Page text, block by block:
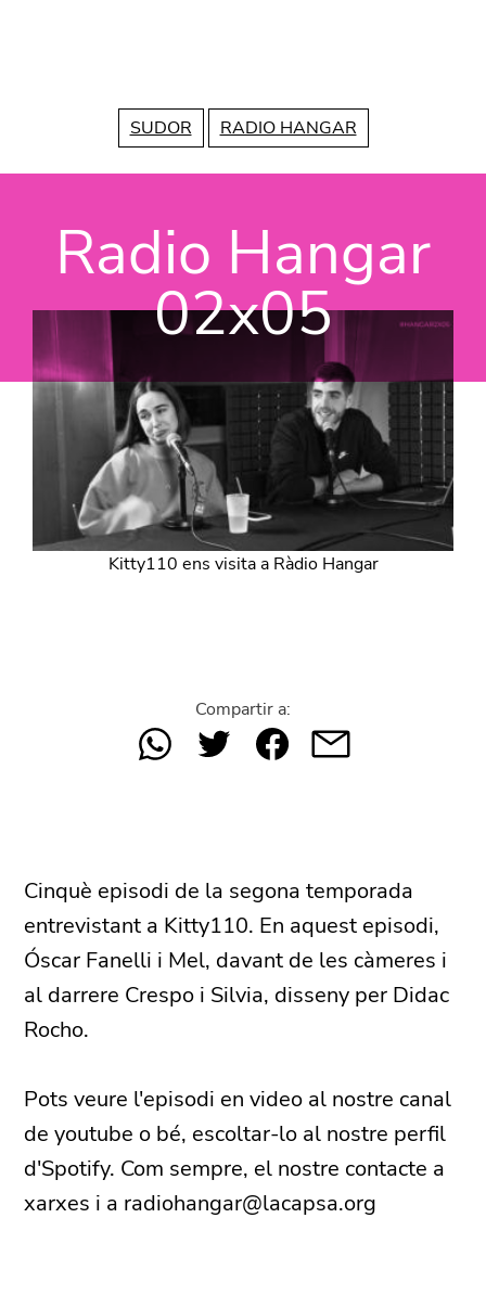
SUDOR RADIO HANGAR
Radio Hangar
02x05
Kitty110 ens visita a Ràdio Hangar
Compartir a:
Cinquè episodi de la segona temporada
entrevistant a Kitty110. En aquest episodi,
Óscar Fanelli i Mel, davant de les càmeres i
al darrere Crespo i Silvia, disseny per Didac
Rocho.
Pots veure l'episodi en video al nostre canal
de youtube o bé, escoltar-lo al nostre perfil
d'Spotify. Com sempre, el nostre contacte a
xarxes i a radiohangar@lacapsa.org